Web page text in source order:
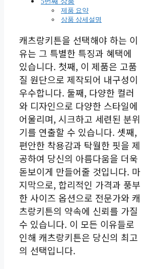
제품 요약
상품 상세설명
캐츠랑키튼을 선택해야 하는 이
유는 그 특별한 특징과 혜택에
있습니다. 첫째, 이 제품은 고품
질 원단으로 제작되어 내구성이
우수합니다. 둘째, 다양한 컬러
와 디자인으로 다양한 스타일에
어울리며, 시크하고 세련된 분위
기를 연출할 수 있습니다. 셋째,
편안한 착용감과 탁월한 핏을 제
공하여 당신의 아름다움을 더욱
돋보이게 만들어줄 것입니다. 마
지막으로, 합리적인 가격과 풍부
한 사이즈 옵션으로 전문가와 캐
츠랑키튼의 약속에 신뢰를 가질
수 있습니다. 이 모든 이유들로
인해 캐츠랑키튼은 당신의 최고
의 선택입니다.